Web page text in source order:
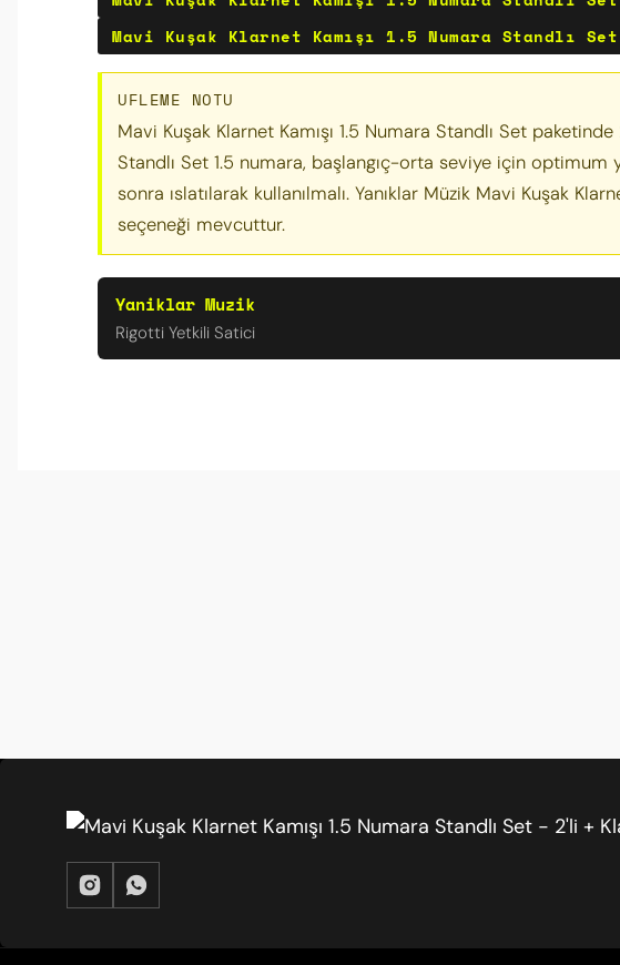
Mavi Kuşak Klarnet Kamışı 1.5 Numara Standlı
UFLEME NOTU
Mavi Kuşak Klarnet Kamışı 1.5 Numara Standlı Set
Standlı Set 1.5 numara, başlangıç-orta seviye için optimum
sonra ıslatılarak kullanılmalı. Yanıklar Müzik Mavi Kuşak
seçeneği mevcuttur.
Yaniklar Muzik
Rigotti Yetkili Satici
Hızlı geldi
Siparişimi bir günde kargoya verdiler. 1,5 numara kamışlar